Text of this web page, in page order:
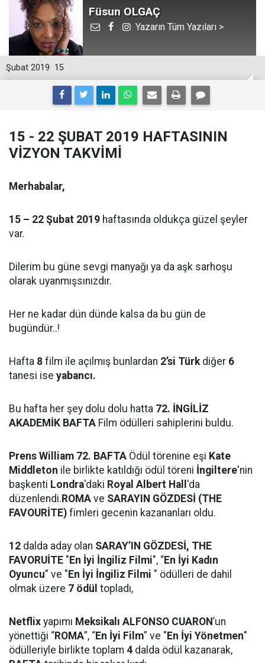
Füsun OLGAÇ
Yazarın Tüm Yazıları >
15
Şubat 2019
15 - 22 ŞUBAT 2019 HAFTASININ
VİZYON TAKVİMİ
Merhabalar,
15 – 22 Şubat 2019 haftasında oldukça güzel şeyler
var.
Dilerim bu güne sevgi manyağı ya da aşk sarhoşu
olarak uyanmışsınızdır.
Her ne kadar dün dünde kalsa da bu gün de
bugündür..!
Hafta 8 film ile açılmış bunlardan 2’si Türkdiğer 6
tanesi ise yabancı.
Bu hafta her şey dolu dolu hatta 72. İNGİLİZ
AKADEMİK BAFTA Film ödülleri sahiplerini buldu.
Prens William 72. BAFTA Ödül törenine eşi Kate
Middleton ile birlikte katıldığı ödül töreni İngiltere'nin
başkenti Londra'daki Royal Albert Hall 'da
düzenlendi. ROMA ve SARAYIN GÖZDESİ (THE
FAVOURİTE) fimleri gecenin kazananları oldu.
12 dalda aday olan SARAY’IN GÖZDESİ, THE
FAVORUİTE " En İyi İngiliz Filmi", “En İyi Kadın
Oyuncu” ve " En İyi İngiliz Filmi " ödülleri de dahil
olmak üzere 7 ödül topladı,
Netflix yapımı Meksikalı ALFONSO CUARON’un
yönettiği “ROMA”, “En İyi Film” ve " En İyi Yönetmen"
ödülleriyle birlikte toplam 4 dalda ödül kazanarak,